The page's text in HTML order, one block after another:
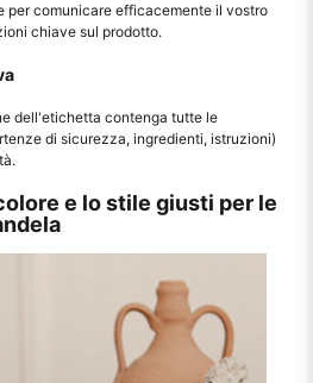
per comunicare efficacemente il vostro
chiave sul prodotto.
dell'etichetta contenga tutte le
di sicurezza, ingredienti, istruzioni)
e lo stile giusti per le